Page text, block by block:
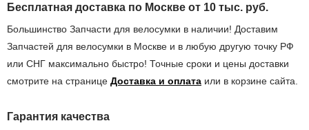
Бесплатная доставка по Москве от 10 тыс. руб.
Большинство Запчасти для велосумки в наличии! Доставим
Запчастей для велосумки в Москве и в любую другую точку РФ
или СНГ максимально быстро! Точные сроки и цены доставки
смотрите на странице Доставка и оплата или в корзине сайта.
Гарантия качества